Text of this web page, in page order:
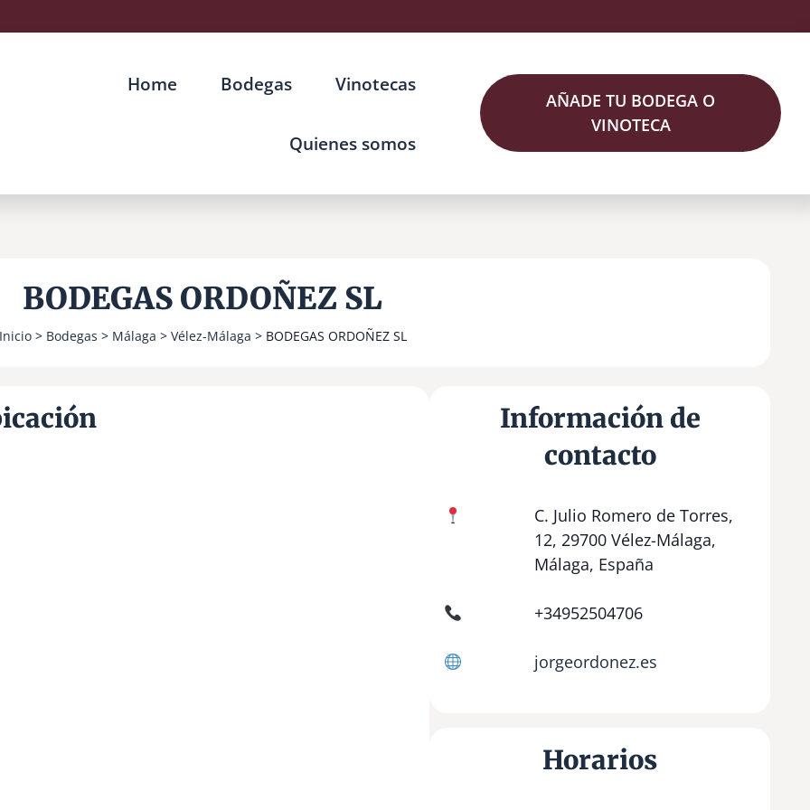
Home Bodegas Vinotecas
Quienes somos
AÑADE TU BODEGA O
VINOTECA
BODEGAS ORDOÑEZ SL
> Bodegas > Málaga > Vélez-Málaga > BODEGAS ORDOÑEZ SL
Información de
contacto
C. Julio Romero de Torres,
12, 29700 Vélez-Málaga,
Málaga, España
+34952504706
jorgeordonez.es
Horarios